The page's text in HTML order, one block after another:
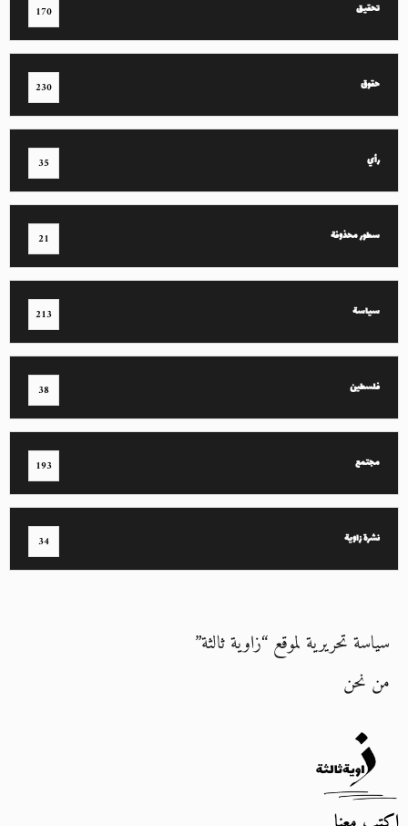
تحقيق 170
حقوق 230
رأي 35
سطور محذوفة 21
سياسة 213
فلسطين 38
مجتمع 193
نشرة زاوية 34
سياسة تحريرية لموقع “زاوية ثالثة”
من نحن